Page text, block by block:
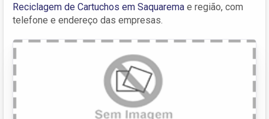
Reciclagem de Cartuchos em Saquarema e região, com
telefone e endereço das empresas.